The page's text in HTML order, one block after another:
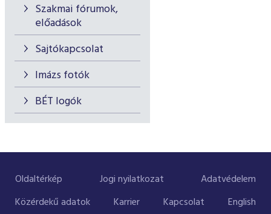
Szakmai fórumok,
előadások
Sajtókapcsolat
Imázs fotók
BÉT logók
Oldaltérkép Jogi nyilatkozat
Adatvédelem
Közérdekű adatok
Karrier Kapcsolat English